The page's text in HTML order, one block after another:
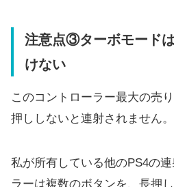
注意点③ターボモード
けない
このコントローラー最大の売
押ししないと連射されません。
私が所有している他のPS4の
ラーは複数のボタンを、長押